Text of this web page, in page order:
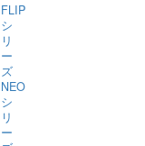
FLIP
シ
リ
ー
ズ
NEO
シ
リ
ー